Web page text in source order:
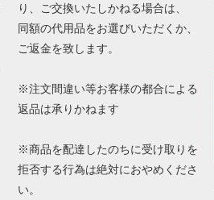
り、ご交換いたしかねる場合は、
同額の代用品をお選びいただくか、
ご返金を致します。
※注文間違い等お客様の都合による
返品は承りかねます
※商品を配達したのちに受け取りを
拒否する行為は絶対におやめくださ
い。